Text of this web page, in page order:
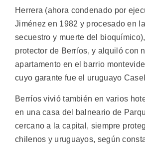
Herrera (ahora condenado por
Jiménez en 1982 y procesado en
secuestro y muerte del
protector de Berríos, y alquiló con
apartamento en el barrio
cuyo garante fue el uruguayo
Berríos vivió también en varios
en una casa del balneario de
cercano a la capital, siempre
chilenos y uruguayos, según